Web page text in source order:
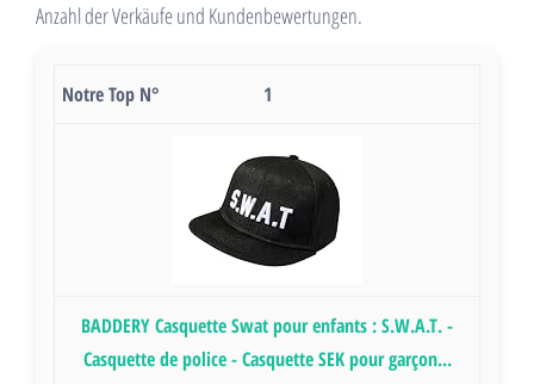
Anzahl der Verkäufe und Kundenbewertungen.
1
BADDERY Casquette Swat pour enfants : S.W.A.T. -
Casquette de police - Casquette SEK pour garçon...